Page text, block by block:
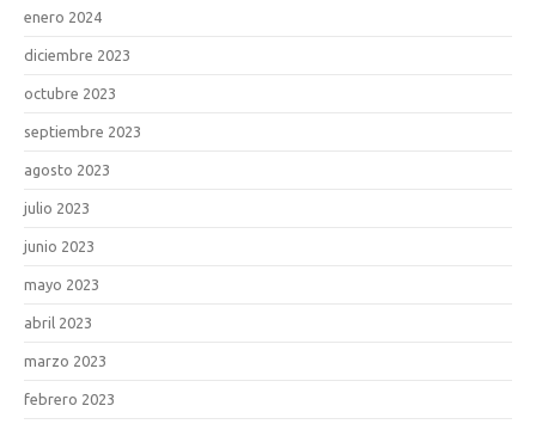
enero 2024
diciembre 2023
octubre 2023
septiembre 2023
agosto 2023
julio 2023
junio 2023
mayo 2023
abril 2023
marzo 2023
febrero 2023